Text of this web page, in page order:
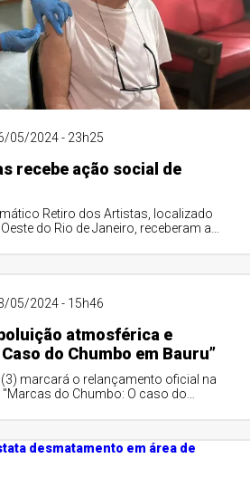
05/2024 - 23h25
recebe ação social de
Retiro dos Artistas, localizado
do Rio de Janeiro, receberam a
05/2024 - 15h46
atmosférica e
do Chumbo em Bauru”
marcará o relançamento oficial na
do Chumbo: O caso do